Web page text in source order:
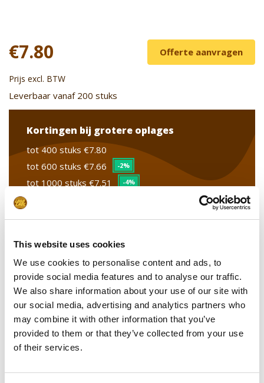
This website uses cookies
We use cookies to personalise content and ads, to
provide social media features and to analyse our traffic.
We also share information about your use of our site with
our social media, advertising and analytics partners who
may combine it with other information that you’ve
provided to them or that they’ve collected from your use
of their services.
€7.80 Offerte aanvragen
Prijs excl. BTW
Leverbaar vanaf 200 stuks
Kortingen bij grotere oplages
tot 400 stuks €7.80
tot 600 stuks €7.66 -2%
tot 1000 stuks €7.51 -4%
vanaf 1001 stuks
Stel uw product samen
Logo doormiddel van
Upload uw bestand
Leverdatum
Opmerkingen